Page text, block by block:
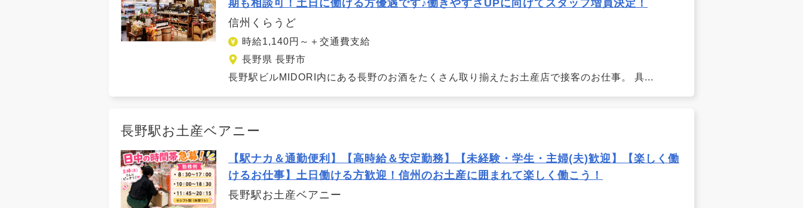
期も相談可！土日に働ける方優遇です♪働きやすさUPに向けてスタッフ増員決定！
信州くらうど
時給1,140円～＋交通費支給
長野県 長野市
長野駅ビルMIDORI内にある長野のお酒をたくさん取り揃えたお土産店で接客のお仕事。 具...
長野駅お土産ベアニー
【駅ナカ＆通勤便利】【高時給＆安定勤務】【未経験・学生・主婦(夫)歓迎】【楽しく働
けるお仕事】土日働ける方歓迎！信州のお土産に囲まれて楽しく働こう！
長野駅お土産ベアニー